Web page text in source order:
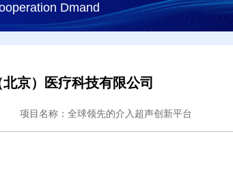
Dmand
京）医疗科技有限公司
项目名称：全球领先的介入超声创新平台